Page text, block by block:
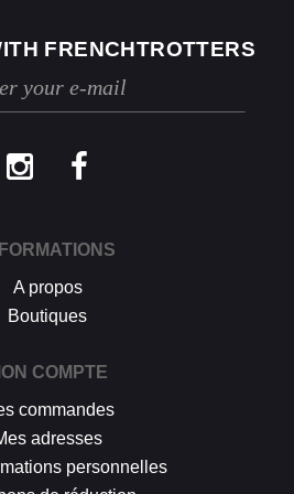
FRENCHTROTTERS
A propos
Boutiques
COMPTE
commandes
adresses
personnelles